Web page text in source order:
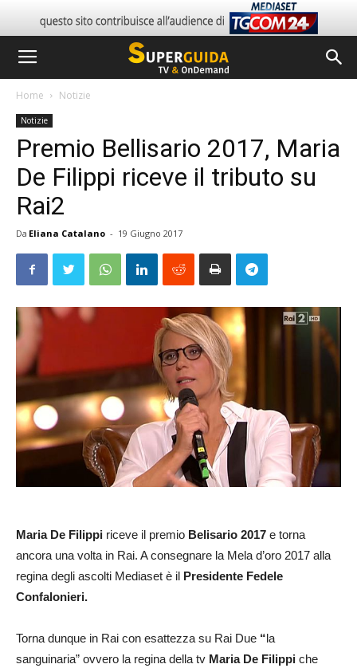
Home Notizie
Notizie
Premio Bellisario 2017, Maria
De Filippi riceve il tributo su
Rai2
Da Eliana Catalano - 19 Giugno 2017
Maria De Filippi riceve il premio Belisario 2017 e torna
ancora una volta in Rai. A consegnare la Mela d’oro 2017 alla
regina degli ascolti Mediaset è il Presidente Fedele
Confalonieri.
Torna dunque in Rai con esattezza su Rai Due “la
sanguinaria” ovvero la regina della tv Maria De Filippi che